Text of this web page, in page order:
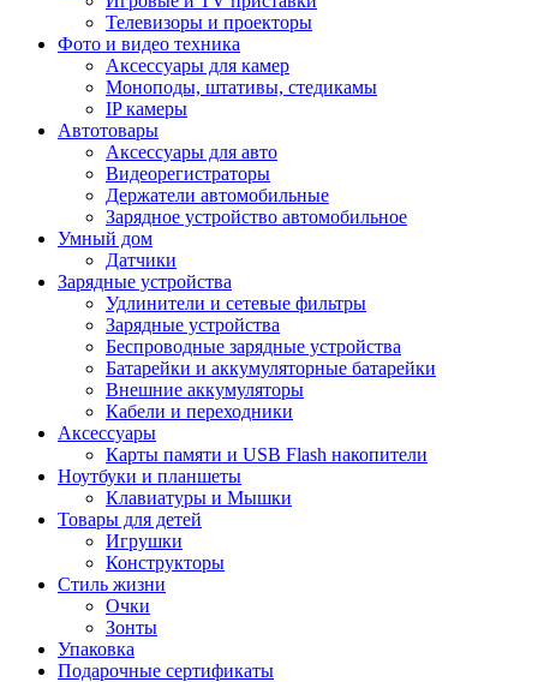
Телевизоры и проекторы
Фото и видео техника
Аксессуары для камер
Моноподы, штативы, стедикамы
IP камеры
Автотовары
Аксессуары для авто
Видеорегистраторы
Держатели автомобильные
Зарядное устройство автомобильное
Умный дом
Датчики
Зарядные устройства
Удлинители и сетевые фильтры
Зарядные устройства
Беспроводные зарядные устройства
Батарейки и аккумуляторные батарейки
Внешние аккумуляторы
Кабели и переходники
Аксессуары
Карты памяти и USB Flash накопители
Ноутбуки и планшеты
Клавиатуры и Мышки
Товары для детей
Игрушки
Конструкторы
Стиль жизни
Очки
Зонты
Упаковка
Подарочные сертификаты